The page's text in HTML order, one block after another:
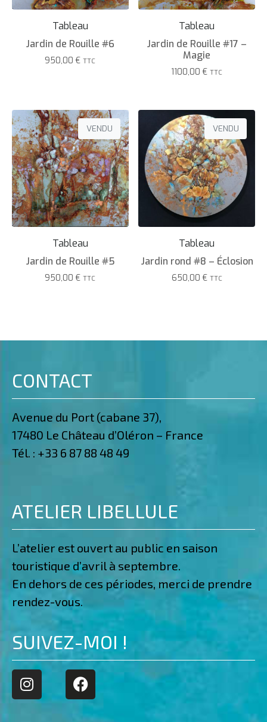
Tableau
Jardin de Rouille #6
950,00€ TTC
Tableau
Jardin de Rouille #17 –
Magie
1100,00€ TTC
VENDU
Tableau
Jardin de Rouille #5
950,00€ TTC
VENDU
Tableau
Jardin rond #8 – Éclosion
650,00 € TTC
CONTACT
Avenue du Port (cabane 37),
17480 Le Château d’Oléron – France
Tél. : +33 6 87 88 48 49
ATELIER LIBELLULE
L’atelier est ouvert au public en saison
touristique d’avril à septembre.
En dehors de ces périodes, merci de prendre
rendez-vous.
SUIVEZ-MOI !